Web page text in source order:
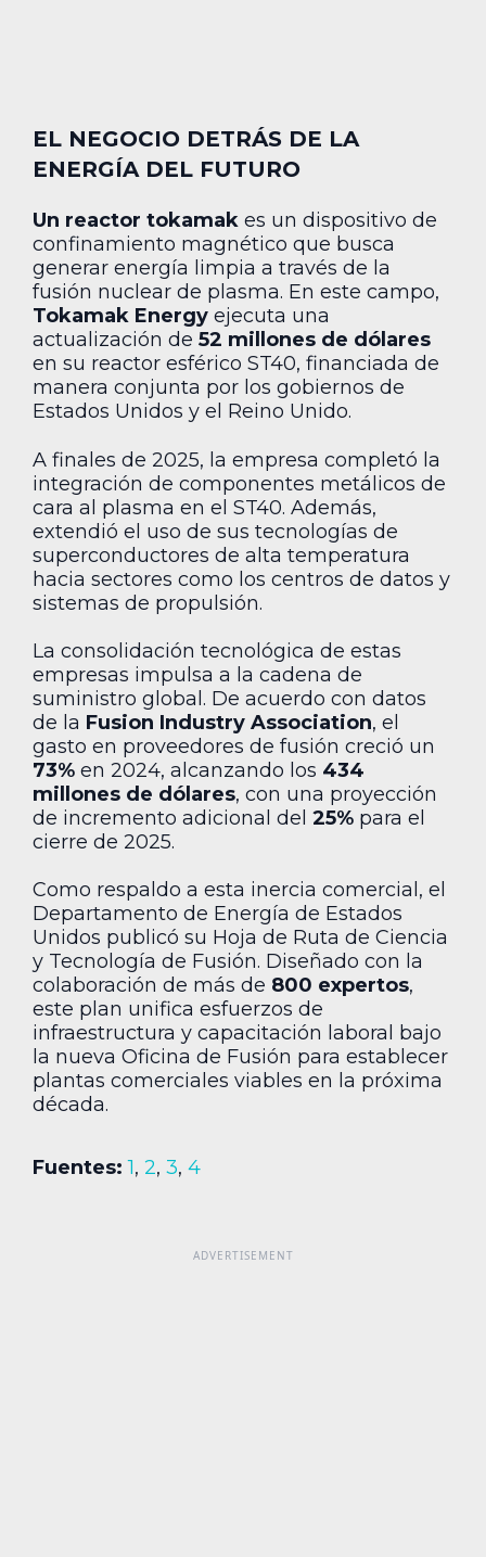
EL NEGOCIO DETRÁS DE LA
ENERGÍA DEL FUTURO
Un reactor tokamak es un dispositivo de
confinamiento magnético que busca
generar energía limpia a través de la
fusión nuclear de plasma. En este campo,
Tokamak Energy ejecuta una
actualización de 52 millones de dólares
en su reactor esférico ST40, financiada de
manera conjunta por los gobiernos de
Estados Unidos y el Reino Unido.
A finales de 2025, la empresa completó la
integración de componentes metálicos de
cara al plasma en el ST40. Además,
extendió el uso de sus tecnologías de
superconductores de alta temperatura
hacia sectores como los centros de datos y
sistemas de propulsión.
La consolidación tecnológica de estas
empresas impulsa a la cadena de
suministro global. De acuerdo con datos
de la Fusion Industry Association, el
gasto en proveedores de fusión creció un
73% en 2024, alcanzando los 434
millones de dólares, con una proyección
de incremento adicional del 25% para el
cierre de 2025.
Como respaldo a esta inercia comercial, el
Departamento de Energía de Estados
Unidos publicó su Hoja de Ruta de Ciencia
y Tecnología de Fusión. Diseñado con la
colaboración de más de 800 expertos,
este plan unifica esfuerzos de
infraestructura y capacitación laboral bajo
la nueva Oficina de Fusión para establecer
plantas comerciales viables en la próxima
década.
Fuentes: 1, 2, 3, 4